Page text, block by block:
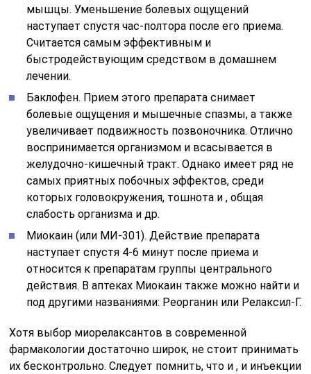
мышцы. Уменьшение болевых ощущений
наступает спустя час-полтора после его приема.
Считается самым эффективным и
быстродействующим средством в домашнем
лечении.
Баклофен. Прием этого препарата снимает
болевые ощущения и мышечные спазмы, а также
увеличивает подвижность позвоночника. Отлично
воспринимается организмом и всасывается в
желудочно-кишечный тракт. Однако имеет ряд не
самых приятных побочных эффектов, среди
которых головокружения, тошнота и , общая
слабость организма и др.
Миокаин (или МИ-301). Действие препарата
наступает спустя 4-6 минут после приема и
относится к препаратам группы центрального
действия. В аптеках Миокаин также можно найти и
под другими названиями: Реорганин или Релаксил-Г.
Хотя выбор миорелаксантов в современной
фармакологии достаточно широк, не стоит принимать
их бесконтрольно. Следует помнить, что и , и инъекции